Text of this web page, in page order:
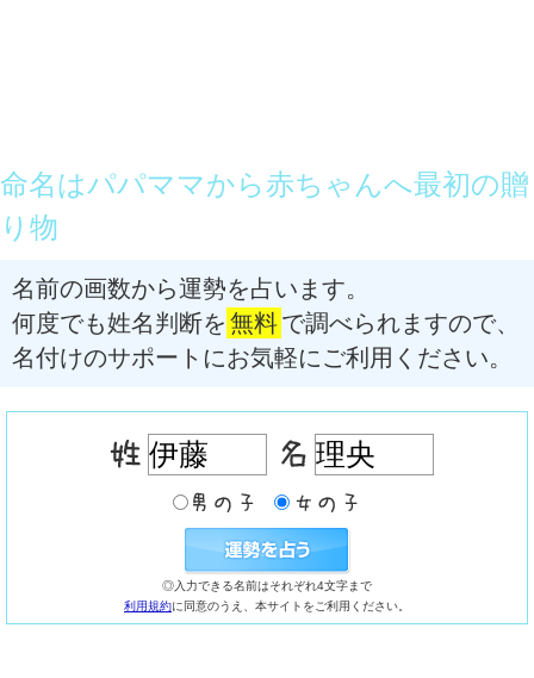
命名はパパママから赤ちゃんへ最初の贈
り物
名前の画数から運勢を占います。
何度でも姓名判断を 無料で調べられますので、
名付けのサポートにお気軽にご利用ください。
◎入力できる名前はそれぞれ4文字まで
利用規約に同意のうえ、本サイトをご利用ください。